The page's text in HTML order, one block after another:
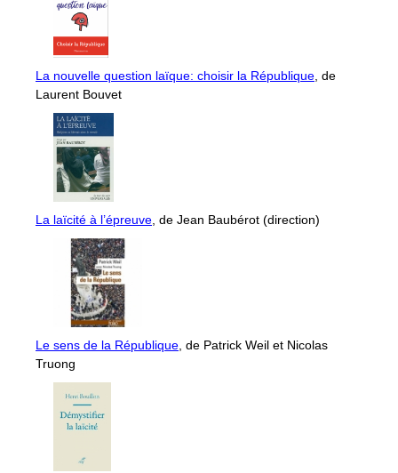
La nouvelle question laïque: choisir la République , de
Laurent Bouvet
La laïcité à l’épreuve , de Jean Baubérot (direction)
Le sens de la République , de Patrick Weil et Nicolas
Truong